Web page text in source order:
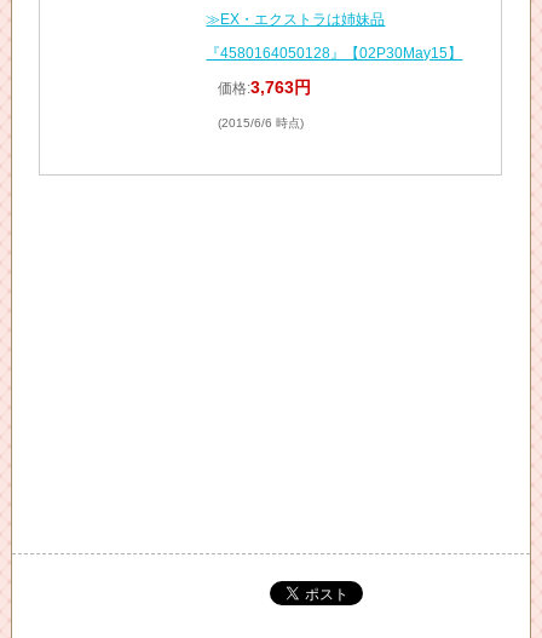
≫EX・エクストラは姉妹品
『4580164050128』【02P30May15】
価格:3,763円
(2015/6/6 時点)